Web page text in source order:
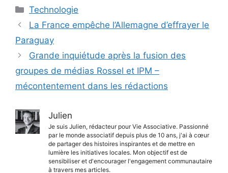
Catégories
Technologie
La France empêche l’Allemagne d’effrayer le
Paraguay
Grande inquiétude après la fusion des
groupes de médias Rossel et IPM –
mécontentement dans les rédactions
Julien
Je suis Julien, rédacteur pour Vie Associative. Passionné
par le monde associatif depuis plus de 10 ans, j'ai à cœur
de partager des histoires inspirantes et de mettre en
lumière les initiatives locales. Mon objectif est de
sensibiliser et d'encourager l'engagement communautaire
à travers mes articles.